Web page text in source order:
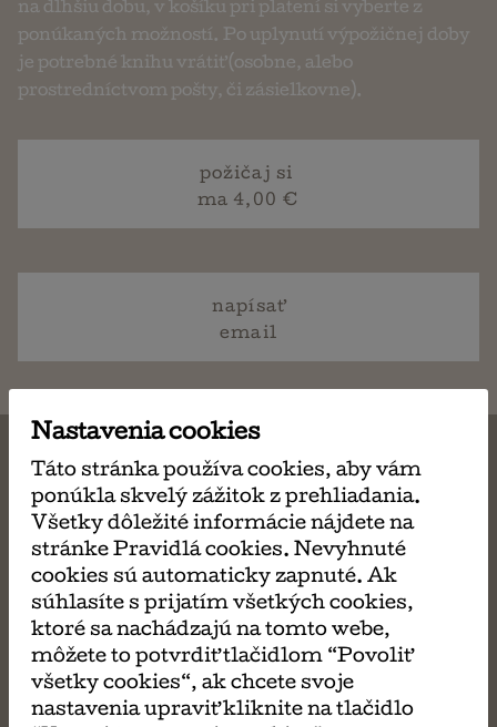
na dlhšiu dobu, v košíku pri platení si vyberte z
ponúkaných možností. Po uplynutí výpožičnej doby
je potrebné knihu vrátiť (osobne, alebo
prostredníctvom pošty, či zásielkovne).
požičaj si
ma 4,00 €
napísať
email
MÔŽE SA VÁM TIEŽ
PÁČIŤ
Nastavenia cookies
Táto stránka používa cookies, aby vám
ponúkla skvelý zážitok z prehliadania.
Všetky dôležité informácie nájdete na
stránke Pravidlá cookies. Nevyhnuté
cookies sú automaticky zapnuté. Ak
súhlasíte s prijatím všetkých cookies,
ktoré sa nachádzajú na tomto webe,
môžete to potvrdiť tlačidlom “Povoliť
všetky cookies“, ak chcete svoje
nastavenia upraviť kliknite na tlačidlo